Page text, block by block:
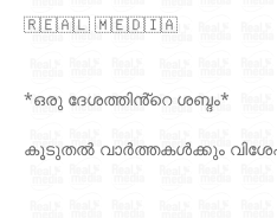
🇷‌🇪‌🇦‌🇱‌ 🇲‌🇪‌🇩‌🇮‌🇦‌
*ഒരു ദേശത്തിൻ്റെ ശബ്ദം*
കൂടുതല്‍ വാർത്തകൾക്കും